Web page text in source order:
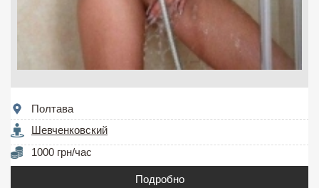
Полтава
Шевченковский
1000 грн/час
Подробно